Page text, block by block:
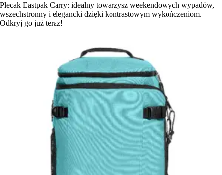
Plecak Eastpak Carry: idealny towarzysz weekendowych wypadów,
wszechstronny i elegancki dzięki kontrastowym wykończeniom.
Odkryj go już teraz!